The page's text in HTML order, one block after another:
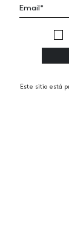
Este sitio está